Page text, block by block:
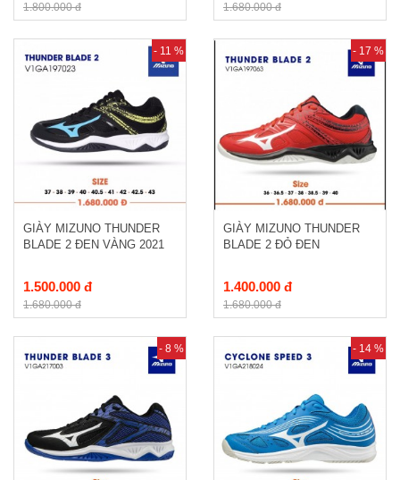
1.800.000 đ 1.680.000 đ
- 11 %
GIÀY MIZUNO THUNDER
BLADE 2 ĐEN VÀNG 2021
1.500.000 đ
1.680.000 đ
- 17 %
GIÀY MIZUNO THUNDER
BLADE 2 ĐỎ ĐEN
1.400.000 đ
1.680.000 đ
- 8 % - 14 %